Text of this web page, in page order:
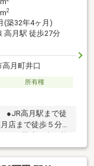
2
(築32年4ヶ月)
高月駅 徒歩27分
月町井口
所有権
●JR高月駅まで徒
店まで徒歩５分
溝、公営水道、
収納